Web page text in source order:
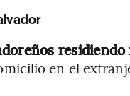
residiendo
en el